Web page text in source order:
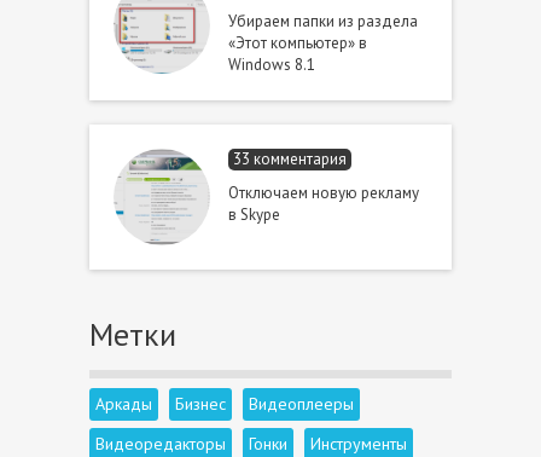
Убираем папки из раздела
«Этот компьютер» в
Windows 8.1
33 комментария
Отключаем новую рекламу
в Skype
Метки
Аркады Бизнес
Видеоплееры
Видеоредакторы
Гонки
Инструменты